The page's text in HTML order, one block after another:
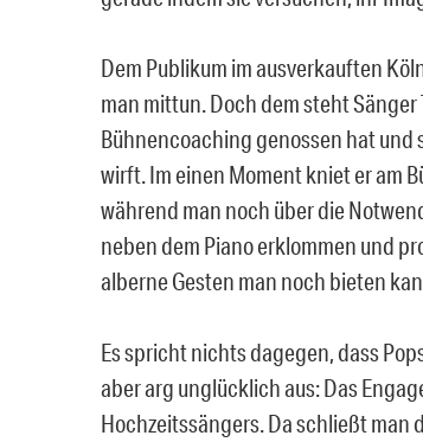
Dem Publikum im ausverkauften
man mittun. Doch dem steht Sänger
Bühnencoaching genossen hat
wirft. Im einen Moment kniet er am
während man noch über die
neben dem Piano erklommen und
alberne Gesten man noch bieten
Es spricht nichts dagegen, dass
aber arg unglücklich aus: Das
Hochzeitssängers. Da schließt man